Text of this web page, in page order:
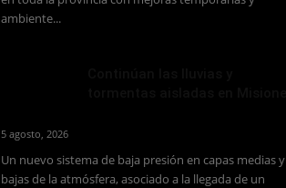
ambiente...
5 agosto, 2026
Un nuevo sistema de baja presión en capas medias y
bajas de la atmósfera, asociado a la llegada de un